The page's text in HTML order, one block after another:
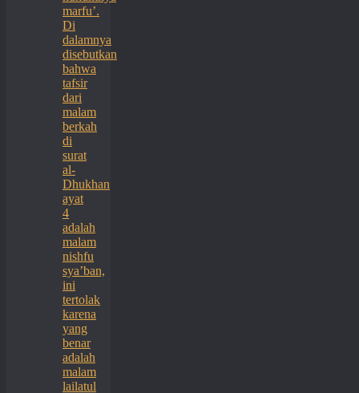
marfu’.
Di
dalamnya
disebutkan
bahwa
tafsir
dari
malam
berkah
di
surat
al-
Dhukhan
ayat
4
adalah
malam
nishfu
sya’ban,
ini
tertolak
karena
yang
benar
adalah
malam
lailatul